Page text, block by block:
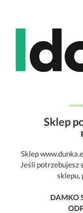
Sklep
Sklep
Jeśli potrzebujesz
sklepu,
DAMKO